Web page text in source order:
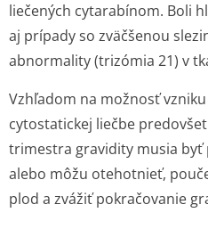
liečených cytarabínom. Boli
aj prípady so zväčšenou
abnormality (trizómia 21) v
Vzhľadom na možnosť
cytostatickej liečbe
trimestra gravidity musia
alebo môžu otehotnieť,
plod a zvážiť pokračovanie